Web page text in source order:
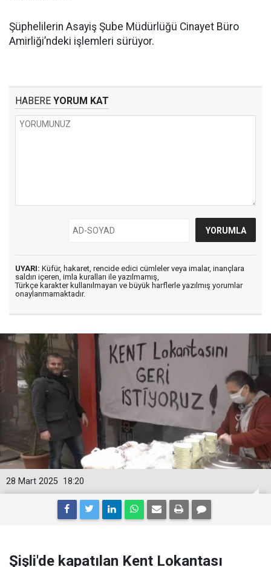
Şüphelilerin Asayiş Şube Müdürlüğü Cinayet Büro
Amirliği’ndeki işlemleri sürüyor.
HABERE YORUM KAT
UYARI: Küfür, hakaret, rencide edici cümleler veya imalar, inançlara
saldırı içeren, imla kuralları ile yazılmamış,
Türkçe karakter kullanılmayan ve büyük harflerle yazılmış yorumlar
onaylanmamaktadır.
18:20
28 Mart 2025
Şişli'de kapatılan Kent Lokantası